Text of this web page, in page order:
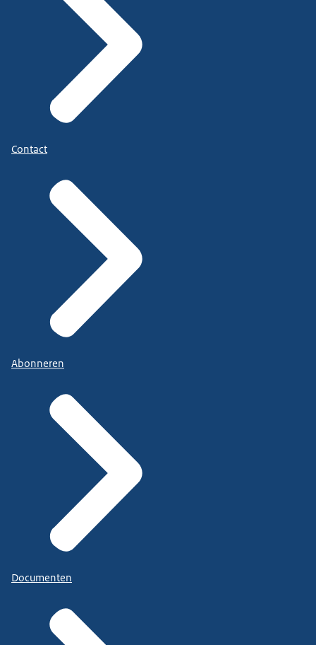
Contact
Abonneren
Documenten